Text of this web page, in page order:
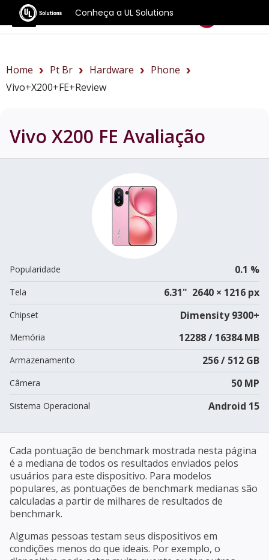
Conheça a UL Solutions
Benchmarks
Home Pt Br Hardware
Phone
Vivo+X200+FE+review
Vivo X200 FE Avaliação
Popularidade 0.1 %
Tela 6.31" 2640 × 1216 px
Chipset Dimensity 9300+
Memória 12288 / 16384 MB
Armazenamento 256 / 512 GB
Câmera 50 MP
Sistema Operacional Android 15
Cada pontuação de benchmark mostrada nesta página
é a mediana de todos os resultados enviados pelos
usuários para este dispositivo. Para modelos
populares, as pontuações de benchmark medianas são
calculadas a partir de milhares de resultados de
benchmark.
Algumas pessoas testam seus dispositivos em
condições menos do que ideais. Por exemplo, o